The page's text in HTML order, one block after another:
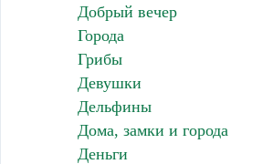
Добрый вечер
Города
Грибы
Девушки
Дельфины
Дома, замки и города
Деньги